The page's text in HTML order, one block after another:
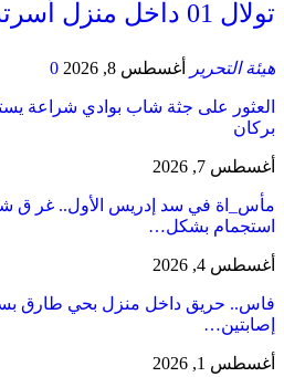
تولال 01 داخل منزل أسرته بالقصر الكبير
هيئة التحرير أغسطس 8, 2026 0
العثور على جثة شاب بوادي شراعة
بركان
أغسطس 7, 2026
مأس_اة في سد إدريس الأول.. غر ق
استجمام بشكل…
أغسطس 4, 2026
فاس.. حريق داخل منزل بحي طارق
إصابتين…
أغسطس 1, 2026